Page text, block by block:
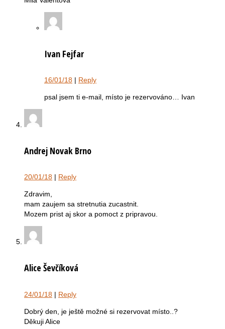
Ivan Fejfar
16/01/18 | Reply
psal jsem ti e-mail, místo je rezervováno… Ivan
Andrej Novak Brno
20/01/18 | Reply
Zdravim,
mam zaujem sa stretnutia zucastnit.
Mozem prist aj skor a pomoct z pripravou.
Alice Ševčíková
24/01/18 | Reply
Dobrý den, je ještě možné si rezervovat místo..?
Děkuji Alice